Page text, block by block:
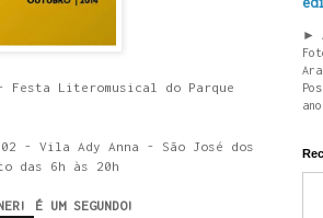
Literomusical do Parque
302 - Vila Ady Anna - São José dos
das 6h às 20h
É UM SEGUNDO!
►